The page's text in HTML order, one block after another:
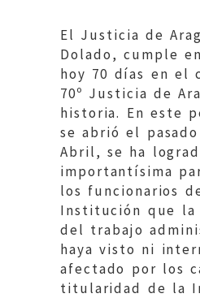
El Justicia de
Dolado, cumple
hoy 70 días en el
70º Justicia de
historia. En este
se abrió el
Abril, se ha
importantísima
los funcionarios
Institución que la
del trabajo
haya visto ni
afectado por los
titularidad de la